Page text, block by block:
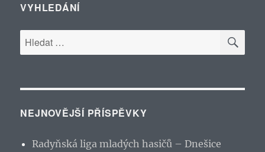
VYHLEDÁNÍ
Hledat:
NEJNOVĚJŠÍ PŘÍSPĚVKY
Radyňská liga mladých hasičů – Dnešice